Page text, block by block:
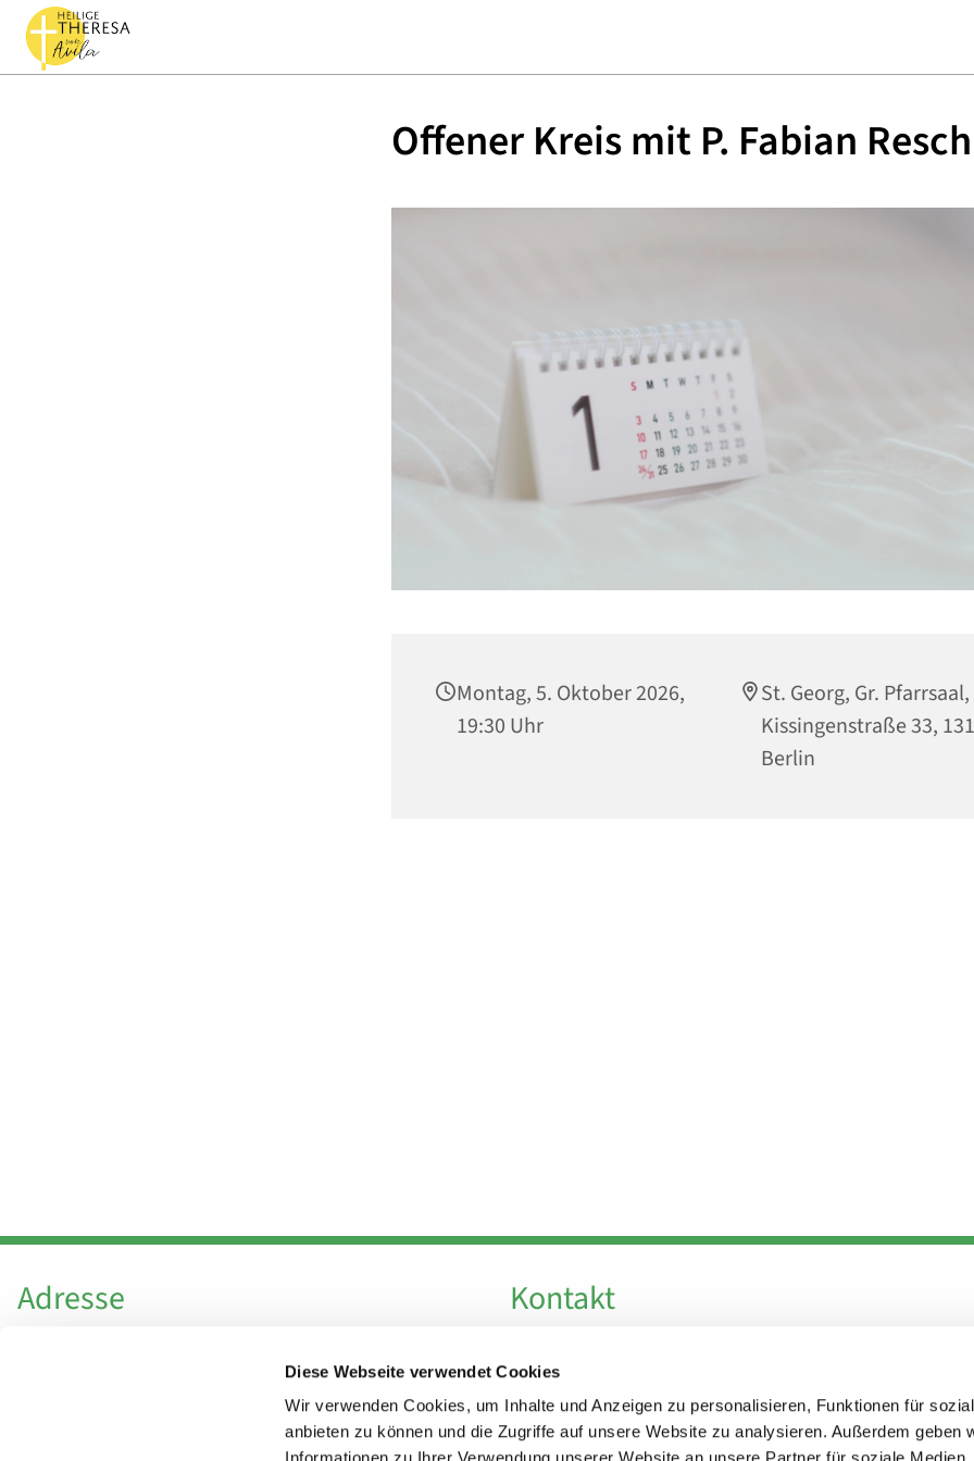
Diese Webseite verwendet Cookies
Wir verwenden Cookies, um Inhalte und Anzeigen zu personalisieren, Funktionen für
anbieten zu können und die Zugriffe auf unsere Website zu analysieren. Außerdem geben
Offener Kreis mit P. Fabian
Montag, 5. Oktober 2026,
19:30 Uhr
St. Georg, Gr. Pfarrsaal,
Kissingenstraße 33,
Berlin
Adresse
Hl. Theresa von Avila Berlin Nordost
Leitender Pfarrer - Norbert Pomplun
Kontakt
Fax +49 30 924 54 18
E-Mailinfo@theresa-von-avila-berlin.de